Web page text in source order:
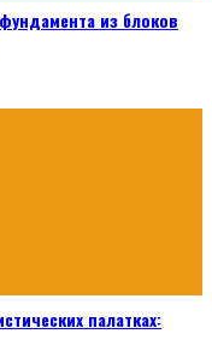
из блоков
палатках: